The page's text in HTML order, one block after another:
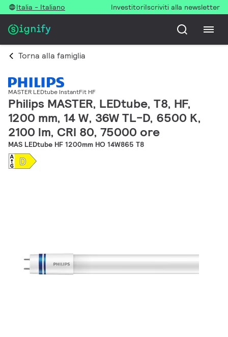
Italia - Italiano InvestitoriIscriviti alla newsletter
Torna alla famiglia
MASTER LEDtube InstantFit HF
Philips MASTER, LEDtube, T8, HF,
1200 mm, 14 W, 36W TL-D, 6500 K,
2100 lm, CRI 80, 75000 ore
MAS LEDtube HF 1200mm HO 14W865 T8